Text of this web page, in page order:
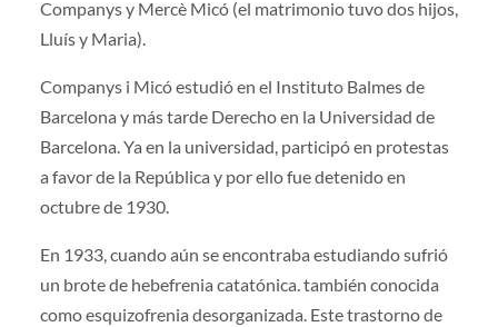
Companys y Mercè Micó (el matrimonio tuvo dos hijos,
Lluís y Maria).
Companys i Micó estudió en el Instituto Balmes de
Barcelona y más tarde Derecho en la Universidad de
Barcelona. Ya en la universidad, participó en protestas
a favor de la República y por ello fue detenido en
octubre de 1930.
En 1933, cuando aún se encontraba estudiando sufrió
un brote de hebefrenia catatónica. también conocida
como esquizofrenia desorganizada. Este trastorno de